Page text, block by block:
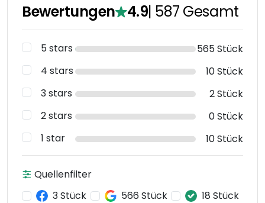
Bewertungen 4.9| 587 Gesamt
5 stars
565 Stück
4 stars
10 Stück
3 stars
2 Stück
2 stars
0 Stück
1 star
10 Stück
Quellenfilter
3 Stück
566 Stück 18 Stück